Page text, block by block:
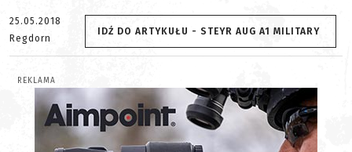
25.05.2018
Regdorn
IDŹ DO ARTYKUŁU - STEYR AUG A1 MILITARY
REKLAMA